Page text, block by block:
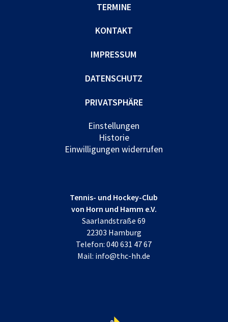
TERMINE
KONTAKT
IMPRESSUM
DATENSCHUTZ
PRIVATSPHÄRE
Einstellungen
Historie
Einwilligungen widerrufen
Tennis- und Hockey-Club
von Horn und Hamm e.V.
Saarlandstraße 69
22303 Hamburg
Telefon:040 631 47 67
Mail: info@thc-hh.de